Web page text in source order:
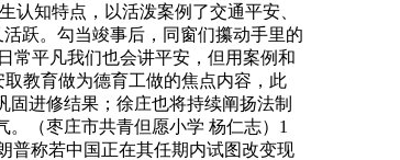
认知特点，以活泼案例了交通平安、
跃。勾当竣事后，同窗们攥动手里的
常平凡我们也会讲平安，但用案例和
教育做为德育工做的焦点内容，此
进修结果；徐庄也将持续阐扬法制
（枣庄市共青但愿小学 杨仁志）1
普称若中国正在其任期内试图改变现